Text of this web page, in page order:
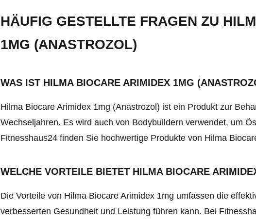
HÄUFIG GESTELLTE FRAGEN ZU
1MG (ANASTROZOL)
WAS IST HILMA BIOCARE ARIMIDEX 1MG
Hilma Biocare Arimidex 1mg (Anastrozol) ist ein Produkt zur
Wechseljahren. Es wird auch von Bodybuildern verwendet, um
Fitnesshaus24 finden Sie hochwertige Produkte von Hilma
WELCHE VORTEILE BIETET HILMA BIOCARE
Die Vorteile von Hilma Biocare Arimidex 1mg umfassen die
verbesserten Gesundheit und Leistung führen kann. Bei